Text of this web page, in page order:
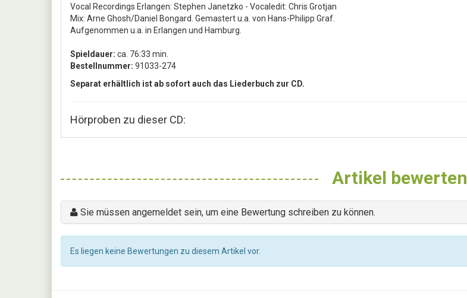
Vocal Recordings Erlangen: Stephen Janetzko - Vocaledit: Chris Grotjan
Mix: Arne Ghosh/Daniel Bongard. Gemastert u.a. von Hans-Philipp Graf.
Aufgenommen u.a. in Erlangen und Hamburg.
Spieldauer: ca. 76:33 min.
Bestellnummer: 91033-274
Separat erhältlich ist ab sofort auch das Liederbuch zur CD.
Hörproben zu dieser CD:
Artikel bewerten
Sie müssen angemeldet sein, um eine Bewertung schreiben zu können.
Es liegen keine Bewertungen zu diesem Artikel vor.